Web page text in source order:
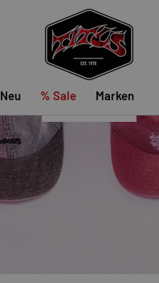
Neu % Sale Marken
ACCESSOIRES